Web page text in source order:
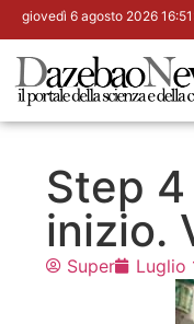
giovedì 6 agosto 2026
Step
inizio.
Super Luglio